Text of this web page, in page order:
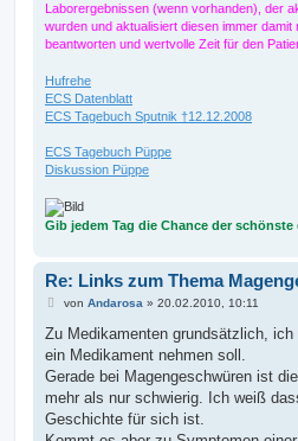
Laborergebnissen (wenn vorhanden), der
wurden und aktualisiert diesen immer
beantworten und wertvolle Zeit für den
Hufrehe
ECS Datenblatt
ECS Tagebuch Sputnik †12.12.2008
ECS Tagebuch Püppe
Diskussion Püppe
Gib jedem Tag die Chance der
Re: Links zum Thema
B
i
r
a
von Andarosa » 20.02.2010, 10:11
Zu Medikamenten grundsätzlich,
ein Medikament nehmen soll.
Gerade bei Magengeschwüren ist
mehr als nur schwierig. Ich weiß
Geschichte für sich ist.